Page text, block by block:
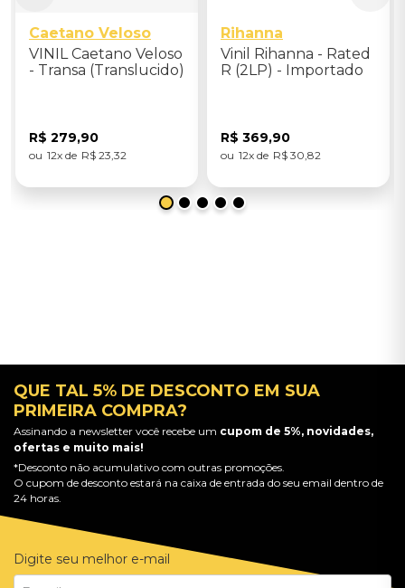
Caetano Veloso
VINIL Caetano Veloso
- Transa (Translucido)
R$ 279,90
12 R$ 23 32
Rihanna
Vinil Rihanna - Rated
R (2LP) - Importado
R$ 369,90
12 R$ 30 82
QUE TAL 5% DE DESCONTO EM SUA
PRIMEIRA COMPRA?
Assinando a newsletter você recebe um cupom de 5%, novidades,
ofertas e muito mais!
*Desconto não acumulativo com outras promoções.
O cupom de desconto estará na caixa de entrada do seu email dentro de
24 horas.
Digite seu melhor e-mail